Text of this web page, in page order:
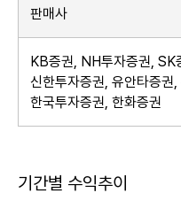
판매사
KB증권, NH투자증권, SK
신한투자증권, 유안타증권
한국투자증권, 한화증권
기간별 수익추이